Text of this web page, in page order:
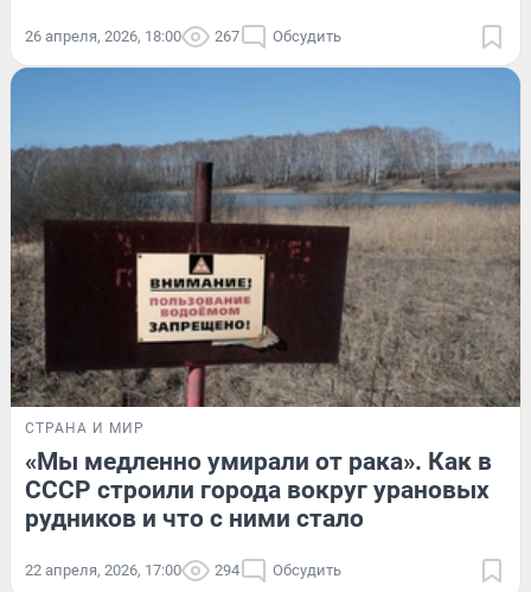
26 апреля, 2026, 18:00 267 Обсудить
СТРАНА И МИР
«Мы медленно умирали от рака». Как в
СССР строили города вокруг урановых
рудников и что с ними стало
22 апреля, 2026, 17:00 294 Обсудить